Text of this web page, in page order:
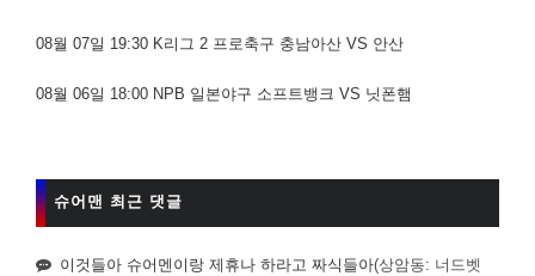
08월 07일 19:30 K리그 2 프로축구 충남아산 VS 안산
08월 06일 18:00 NPB 일본야구 소프트뱅크 VS 닛폰햄
슈어맨 최근 댓글
이것들아 슈어멘이랑 제휴나 하라고 짜식들아(상암동: 너드벳